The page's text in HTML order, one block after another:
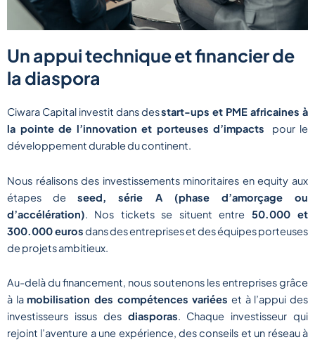
Un appui technique et financier de
la diaspora
Ciwara Capital investit dans desstart-ups et PME africaines à
la pointe de l’innovation et porteuses d’impacts pour le
développement durable du continent.
Nous réalisons des investissements minoritaires en equity aux
étapes deseed, série A (phase d’amorçage ou
d’accélération) . Nos tickets se situent entre 50.000 et
300.000 eurosdans des entreprises et des équipes porteuses
de projets ambitieux.
Au-delà du financement, nous soutenons les entreprises grâce
à lamobilisation des compétences variées et à l’appui des
investisseurs issus des diasporas. Chaque investisseur qui
rejoint l’aventure a une expérience, des conseils et un réseau à